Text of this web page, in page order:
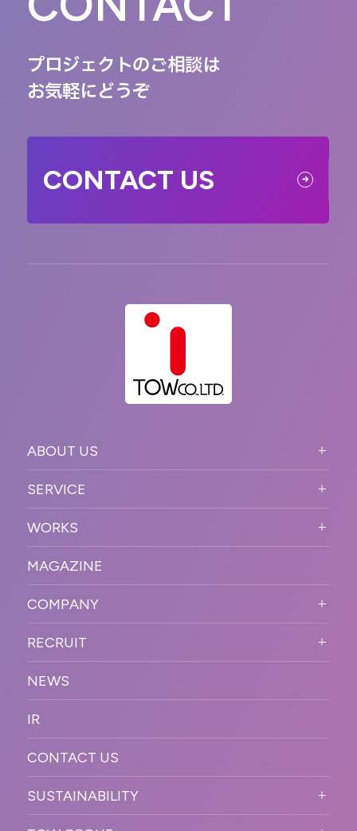
プロジェクトのご相談は
お気軽にどうぞ
CONTACT US
ABOUT US
PURPOSE
VISION
OUR DNA
SERVICE
STRONG POINT
BUSINESS DOMAIN
SOLUTION
WORKFLOW
WORKS
オンラインイベント
SNSプロモーション
プラットフォーム販
促
デジタル制作・映像
制作
PR
カンファレンス・展示会・アワ
ESPORTS・ゲームプロモーシ
MAGAZINE
COMPANY
COMPANY INFORMATION
MESSAGE
OFFICER
ACCESS
ORGANIZATION CHART
HISTORY
RECRUIT
新卒採用
キャリア採用
NEWS
IR
CONTACT US
SUSTAINABILITY